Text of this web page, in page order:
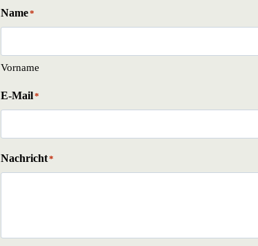
Name*
Vorname
E-Mail*
Nachricht*